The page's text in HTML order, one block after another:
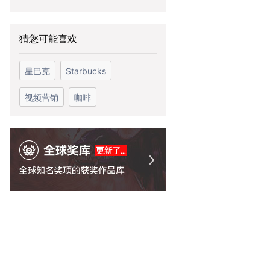
猜您可能喜欢
星巴克 Starbucks
视频营销 咖啡